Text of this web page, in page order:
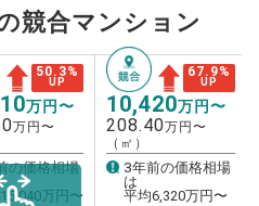
競合マンション
50.3%
UP
万円〜
万円〜
の価格相場
15,040万円〜
67.9%
UP
10,420万円〜
208.40万円〜
（㎡）
3年前の価格相場
は
平均6,320万円〜